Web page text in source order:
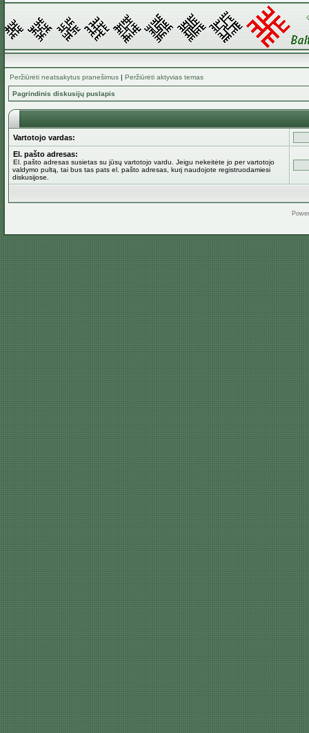
Peržiūrėti neatsakytus pranešimus | Peržiūrėti aktyvias temas
Pagrindinis diskusijų puslapis
Vartotojo vardas:
El. pašto adresas:
El. pašto adresas susietas su jūsų vartotojo vardu. Jeigu nekeitėte jo per vartotojo
valdymo pultą, tai bus tas pats el. pašto adresas, kurį naudojote registruodamiesi
diskusijose.